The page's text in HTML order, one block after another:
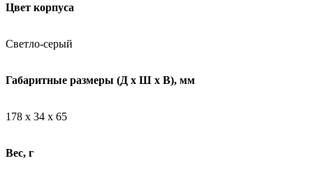
Цвет корпуса
Светло-серый
Габаритные размеры (Д х Ш х В), мм
178 х 34 х 65
Вес, г